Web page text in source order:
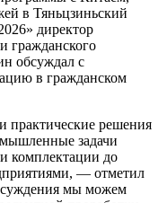
в Тяньцзиньский
директор
гражданского
обсуждал с
в гражданском
практические решения
задачи
комплектации до
— отметил
мы можем